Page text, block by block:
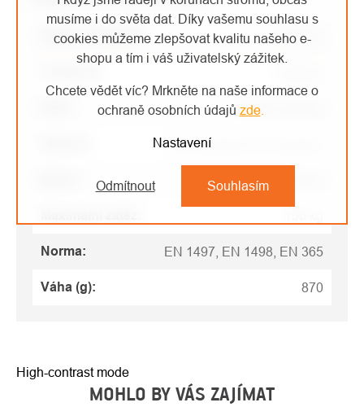
musíme i do světa dat. Díky vašemu souhlasu s
cookies můžeme zlepšovat kvalitu našeho e-
shopu a tím i váš uživatelský zážitek.
Chcete vědět víc? Mrkněte na naše informace o
ochraně osobních údajů zde.
Nastavení
Odmítnout Souhlasím
Název parametru Parametr
Zvolte variantu
Nylon/polyamid a polyester
Norma: EN 1497, EN 1498, EN 365
Váha (g): 870
High-contrast mode
MOHLO BY VÁS ZAJÍMAT